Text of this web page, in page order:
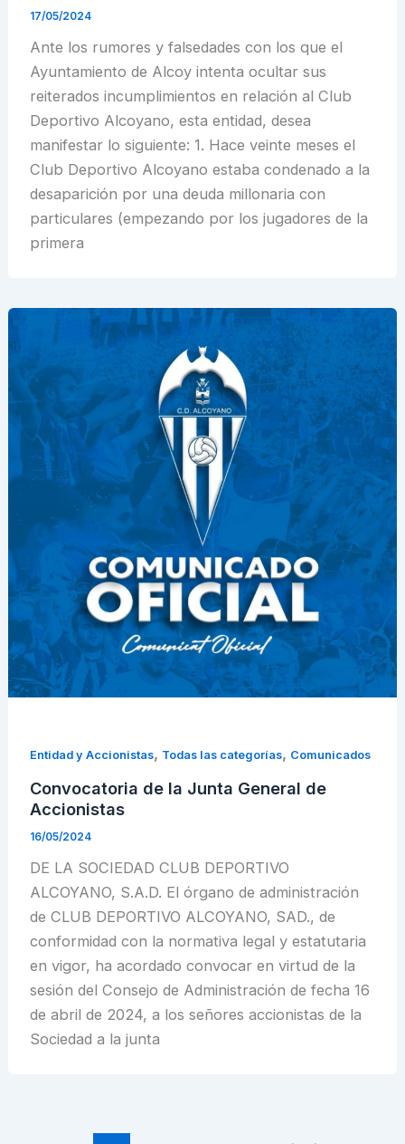
17/05/2024
Ante los rumores y falsedades con los que el
Ayuntamiento de Alcoy intenta ocultar sus
reiterados incumplimientos en relación al Club
Deportivo Alcoyano, esta entidad, desea
manifestar lo siguiente: 1. Hace veinte meses el
Club Deportivo Alcoyano estaba condenado a la
desaparición por una deuda millonaria con
particulares (empezando por los jugadores de la
primera
Entidad y Accionistas, Todas las categorías, Comunicados
Convocatoria de la Junta General de
Accionistas
16/05/2024
DE LA SOCIEDAD CLUB DEPORTIVO
ALCOYANO, S.A.D. El órgano de administración
de CLUB DEPORTIVO ALCOYANO, SAD., de
conformidad con la normativa legal y estatutaria
en vigor, ha acordado convocar en virtud de la
sesión del Consejo de Administración de fecha 16
de abril de 2024, a los señores accionistas de la
Sociedad a la junta